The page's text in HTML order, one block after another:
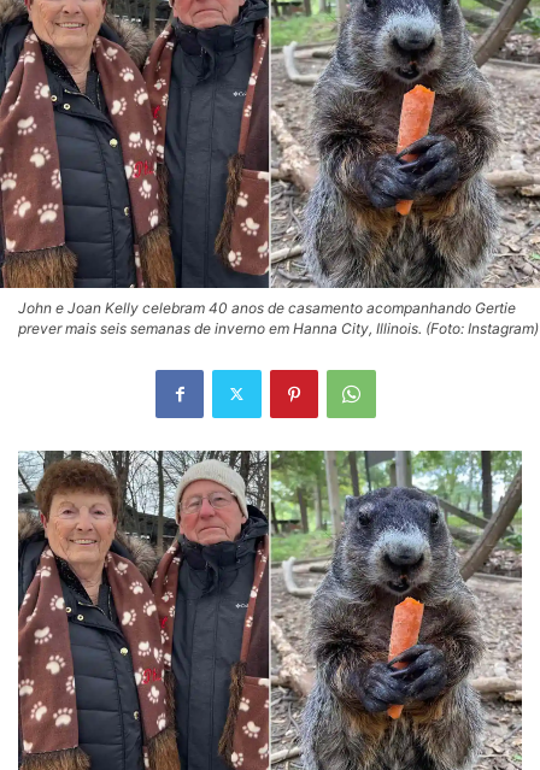
John e Joan Kelly celebram 40 anos de casamento acompanhando Gertie
prever mais seis semanas de inverno em Hanna City, Illinois. (Foto: Instagram)